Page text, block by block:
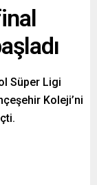
Süper Ligi
Koleji’ni